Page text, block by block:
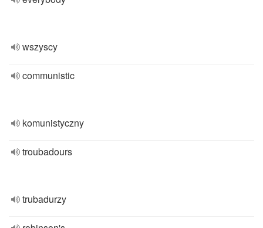
wszyscy
communistic
komunistyczny
troubadours
trubadurzy